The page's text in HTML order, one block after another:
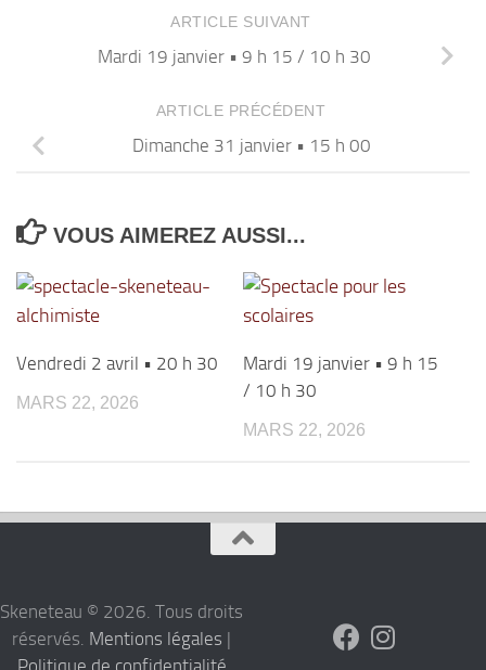
ARTICLE SUIVANT
Mardi 19 janvier • 9 h 15 / 10 h 30
ARTICLE PRÉCÉDENT
Dimanche 31 janvier • 15 h 00
VOUS AIMEREZ AUSSI...
Vendredi 2 avril • 20 h 30
MARS 22, 2026
Mardi 19 janvier • 9 h 15
/ 10 h 30
MARS 22, 2026
Skeneteau © 2026. Tous droits
réservés. Mentions légales |
Politique de confidentialité